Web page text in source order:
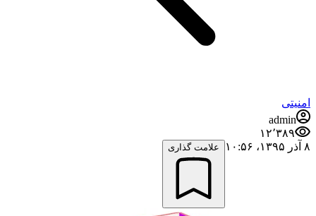
امنیتی
admin
۱۲٬۳۸۹
۸ آذر ۱۳۹۵،‏ ۱۰:۵۶
علامت گذاری